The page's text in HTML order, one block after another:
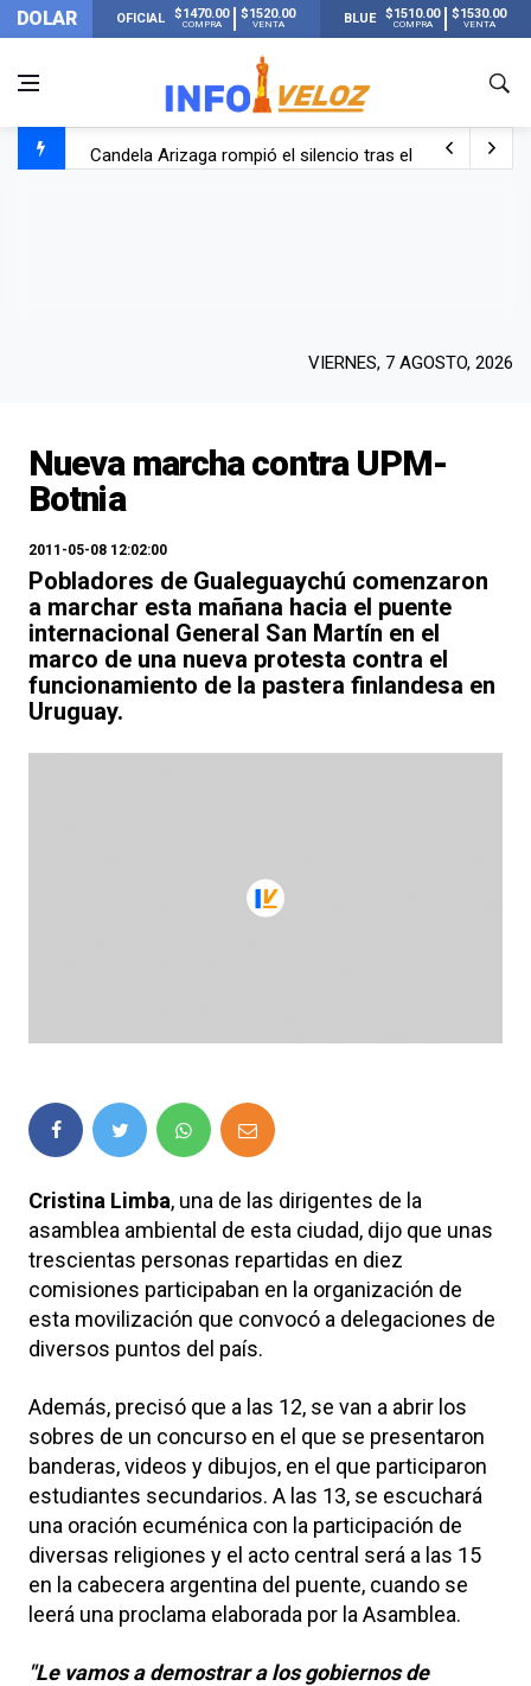
DOLAR OFICIAL $1470.00
COMPRA
$1520.00
VENTA BLUE $1510.00
COMPRA
$1530.00
VENTA
Candela Arizaga rompió el silencio tras el incidente con
VIERNES, 7 AGOSTO, 2026
Nueva marcha contra UPM-
Botnia
2011-05-08 12:02:00
Pobladores de Gualeguaychú comenzaron
a marchar esta mañana hacia el puente
internacional General San Martín en el
marco de una nueva protesta contra el
funcionamiento de la pastera finlandesa en
Uruguay.
Cristina Limba, una de las dirigentes de la
asamblea ambiental de esta ciudad, dijo que unas
trescientas personas repartidas en diez
comisiones participaban en la organización de
esta movilización que convocó a delegaciones de
diversos puntos del país.
Además, precisó que a las 12, se van a abrir los
sobres de un concurso en el que se presentaron
banderas, videos y dibujos, en el que participaron
estudiantes secundarios. A las 13, se escuchará
una oración ecuménica con la participación de
diversas religiones y el acto central será a las 15
en la cabecera argentina del puente, cuando se
leerá una proclama elaborada por la Asamblea.
"Le vamos a demostrar a los gobiernos de